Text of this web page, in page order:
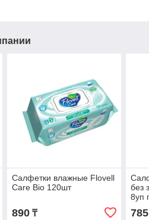
Салфетки влажные Flovell
Care Bio 120шт
890₸
без
8уп
785